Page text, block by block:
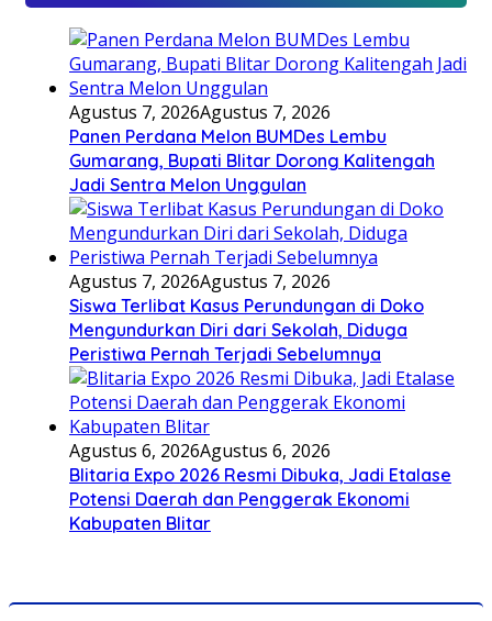
Agustus 7, 2026Agustus 7, 2026
Panen Perdana Melon BUMDes Lembu
Gumarang, Bupati Blitar Dorong Kalitengah
Jadi Sentra Melon Unggulan
Agustus 7, 2026Agustus 7, 2026
Siswa Terlibat Kasus Perundungan di Doko
Mengundurkan Diri dari Sekolah, Diduga
Peristiwa Pernah Terjadi Sebelumnya
Agustus 6, 2026Agustus 6, 2026
Blitaria Expo 2026 Resmi Dibuka, Jadi Etalase
Potensi Daerah dan Penggerak Ekonomi
Kabupaten Blitar